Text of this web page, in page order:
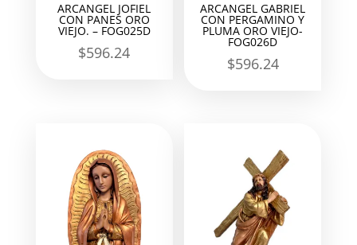
ARCANGEL JOFIEL
CON PANES ORO
VIEJO. – FOG025D
$596.24
ARCANGEL GABRIEL
CON PERGAMINO Y
PLUMA ORO VIEJO-
FOG026D
$596.24